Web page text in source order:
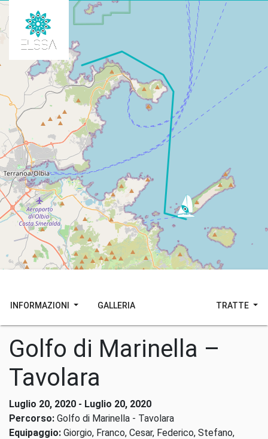
INFORMAZIONI GALLERIA TRATTE
Golfo di Marinella –
Tavolara
Luglio 20, 2020 - Luglio 20, 2020
Percorso: Golfo di Marinella - Tavolara
Equipaggio: Giorgio, Franco, Cesar, Federico, Stefano,